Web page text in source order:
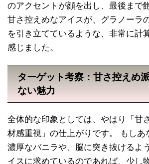
のアクセントが顔を出し、最後まで
甘さ控えめなアイスが、グラノーラ
を引き立てているような、非常に計
感じました。
ターゲット考察：甘さ控えめ
ない魅力
全体的な印象としては、やはり「甘
材感重視」の仕上がりです。 もしあ
濃厚なバニラや、脳に突き抜けるよ
イスに求めているのであれば、少し